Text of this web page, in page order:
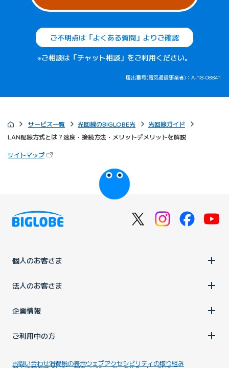
ご不明点は「よくある質問」よりご確認
※ご相談は「チャット相談」をご利用ください。
届出番号(電気通信事業者)：A-18-08841
サービス一覧 光回線のBIGLOBE光
光回線ガイド
LAN配線方式とは？速度・接続方法・メリットデメリットを解説
サイトマップ（新しいタブで開きます）
びっぷるのページ
個人のお客さま
法人のお客さま
企業情報
ご利用中の方
お問い合わせ消費税の表示ウェブアクセシビリティの取り組み